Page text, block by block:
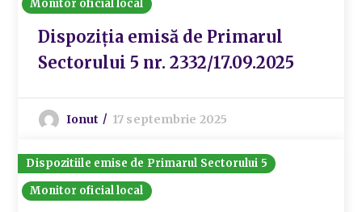
Monitor oficial local
Dispoziția emisă de Primarul
Sectorului 5 nr. 2332/17.09.2025
Ionut 17 septembrie 2025
Dispozitiile emise de Primarul Sectorului 5
Monitor oficial local